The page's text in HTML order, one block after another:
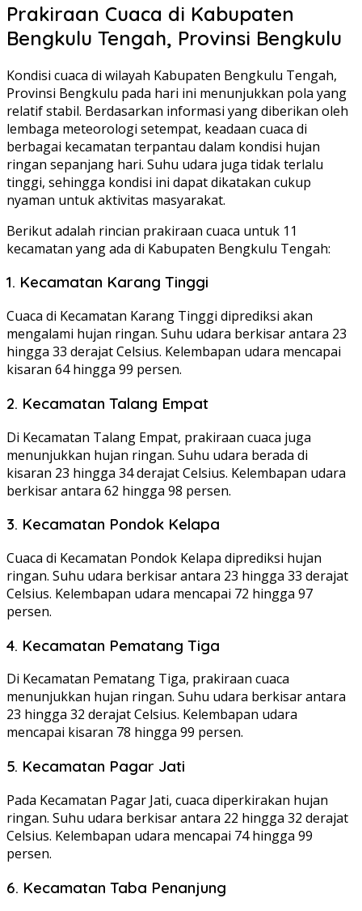
Prakiraan Cuaca di Kabupaten
Bengkulu Tengah, Provinsi Bengkulu
Kondisi cuaca di wilayah Kabupaten Bengkulu Tengah,
Provinsi Bengkulu pada hari ini menunjukkan pola yang
relatif stabil. Berdasarkan informasi yang diberikan oleh
lembaga meteorologi setempat, keadaan cuaca di
berbagai kecamatan terpantau dalam kondisi hujan
ringan sepanjang hari. Suhu udara juga tidak terlalu
tinggi, sehingga kondisi ini dapat dikatakan cukup
nyaman untuk aktivitas masyarakat.
Berikut adalah rincian prakiraan cuaca untuk 11
kecamatan yang ada di Kabupaten Bengkulu Tengah:
1. Kecamatan Karang Tinggi
Cuaca di Kecamatan Karang Tinggi diprediksi akan
mengalami hujan ringan. Suhu udara berkisar antara 23
hingga 33 derajat Celsius. Kelembapan udara mencapai
kisaran 64 hingga 99 persen.
2. Kecamatan Talang Empat
Di Kecamatan Talang Empat, prakiraan cuaca juga
menunjukkan hujan ringan. Suhu udara berada di
kisaran 23 hingga 34 derajat Celsius. Kelembapan udara
berkisar antara 62 hingga 98 persen.
3. Kecamatan Pondok Kelapa
Cuaca di Kecamatan Pondok Kelapa diprediksi hujan
ringan. Suhu udara berkisar antara 23 hingga 33 derajat
Celsius. Kelembapan udara mencapai 72 hingga 97
persen.
4. Kecamatan Pematang Tiga
Di Kecamatan Pematang Tiga, prakiraan cuaca
menunjukkan hujan ringan. Suhu udara berkisar antara
23 hingga 32 derajat Celsius. Kelembapan udara
mencapai kisaran 78 hingga 99 persen.
5. Kecamatan Pagar Jati
Pada Kecamatan Pagar Jati, cuaca diperkirakan hujan
ringan. Suhu udara berkisar antara 22 hingga 32 derajat
Celsius. Kelembapan udara mencapai 74 hingga 99
persen.
6. Kecamatan Taba Penanjung